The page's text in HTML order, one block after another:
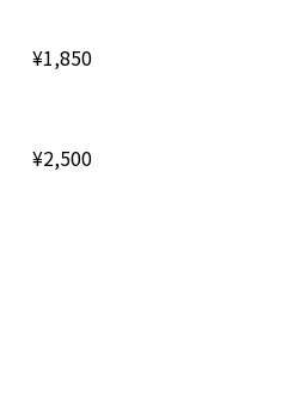
¥1,850
¥2,500